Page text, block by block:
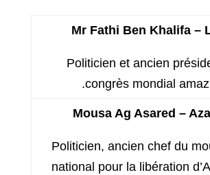
Mr Fathi Ben Khalifa –
Politicien et ancien
congrès mondial
Mousa Ag Asared –
Politicien, ancien chef du
national pour la libération